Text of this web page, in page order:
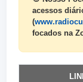
acessos
(
focados na